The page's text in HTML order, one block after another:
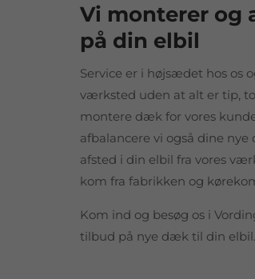
Vi monterer og
på din elbil
Service er i højsædet hos os
værksted uden at alt er tip,
montere dæk for vores
afbalancere vi også dine
afsted i din elbil fra vores
kom fra fabrikken og
Kom ind og besøg os i
tilbud på nye dæk til din elbil.